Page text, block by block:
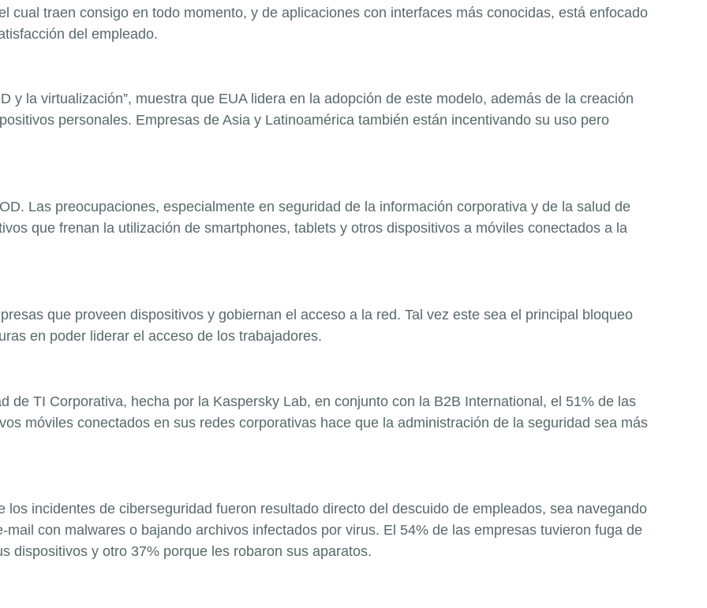
cual traen consigo en todo momento, y de aplicaciones con interfaces más conocidas, está enfocado
del empleado.
y la virtualización”, muestra que EUA lidera en la adopción de este modelo, además de la creación
personales. Empresas de Asia y Latinoamérica también están incentivando su uso pero
Las preocupaciones, especialmente en seguridad de la información corporativa y de la salud de
que frenan la utilización de smartphones, tablets y otros dispositivos a móviles conectados a la
que proveen dispositivos y gobiernan el acceso a la red. Tal vez este sea el principal bloqueo
en poder liderar el acceso de los trabajadores.
de TI Corporativa, hecha por la Kaspersky Lab, en conjunto con la B2B International, el 51% de las
móviles conectados en sus redes corporativas hace que la administración de la seguridad sea más
incidentes de ciberseguridad fueron resultado directo del descuido de empleados, sea navegando
con malwares o bajando archivos infectados por virus. El 54% de las empresas tuvieron fuga de
dispositivos y otro 37% porque les robaron sus aparatos.